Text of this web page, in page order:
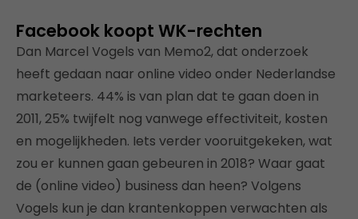
Facebook koopt WK-rechten
Dan Marcel Vogels van Memo2, dat onderzoek
heeft gedaan naar online video onder Nederlandse
marketeers. 44% is van plan dat te gaan doen in
2011, 25% twijfelt nog vanwege effectiviteit, kosten
en mogelijkheden. Iets verder vooruitgekeken, wat
zou er kunnen gaan gebeuren in 2018? Waar gaat
de (online video) business dan heen? Volgens
Vogels kun je dan krantenkoppen verwachten als